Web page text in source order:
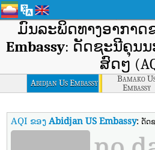
ມົນລະພິດທາງອາກາດ
Embassy: ດັດຊະນີຄຸນນ
ສົດໆ
Abidjan Us Embassy
Bamako
Embassy
AQI ຂອງAbidjan US Embassy: ດັດ